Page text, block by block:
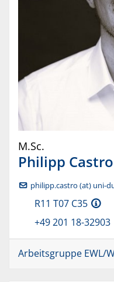
M.Sc.
Philipp Castro
philipp.castro (at) uni-
R11 T07 C35
+49 201 18-32903
Arbeitsgruppe EWL/